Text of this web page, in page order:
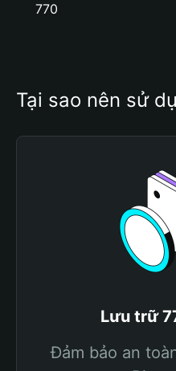
770
Tại sao nên sử
Lưu trữ
Đảm bảo an